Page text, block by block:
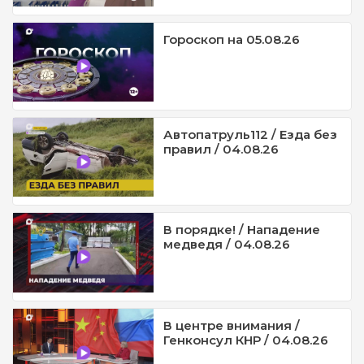
Гороскоп на 05.08.26
Автопатруль112 / Езда без
правил / 04.08.26
В порядке! / Нападение
медведя / 04.08.26
В центре внимания /
Генконсул КНР / 04.08.26